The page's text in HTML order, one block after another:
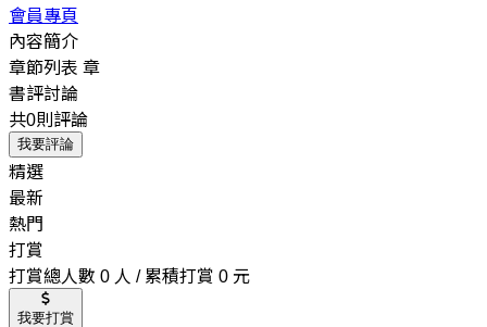
會員專頁
內容簡介
章節列表 章
書評討論
共0則評論
我要評論
精選
最新
熱門
打賞
打賞總人數 0 人 / 累積打賞 0 元
我要打賞